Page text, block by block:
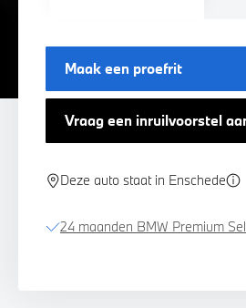
Maak een proefrit
Vraag een inruilvoorstel
Deze auto staat in Enschede
24 maanden BMW Premium